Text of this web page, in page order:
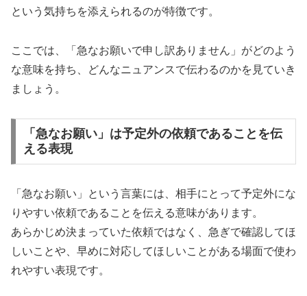
という気持ちを添えられるのが特徴です。
ここでは、「急なお願いで申し訳ありません」がどのよう
な意味を持ち、どんなニュアンスで伝わるのかを見ていき
ましょう。
「急なお願い」は予定外の依頼であることを伝
える表現
「急なお願い」という言葉には、相手にとって予定外にな
りやすい依頼であることを伝える意味があります。
あらかじめ決まっていた依頼ではなく、急ぎで確認してほ
しいことや、早めに対応してほしいことがある場面で使わ
れやすい表現です。